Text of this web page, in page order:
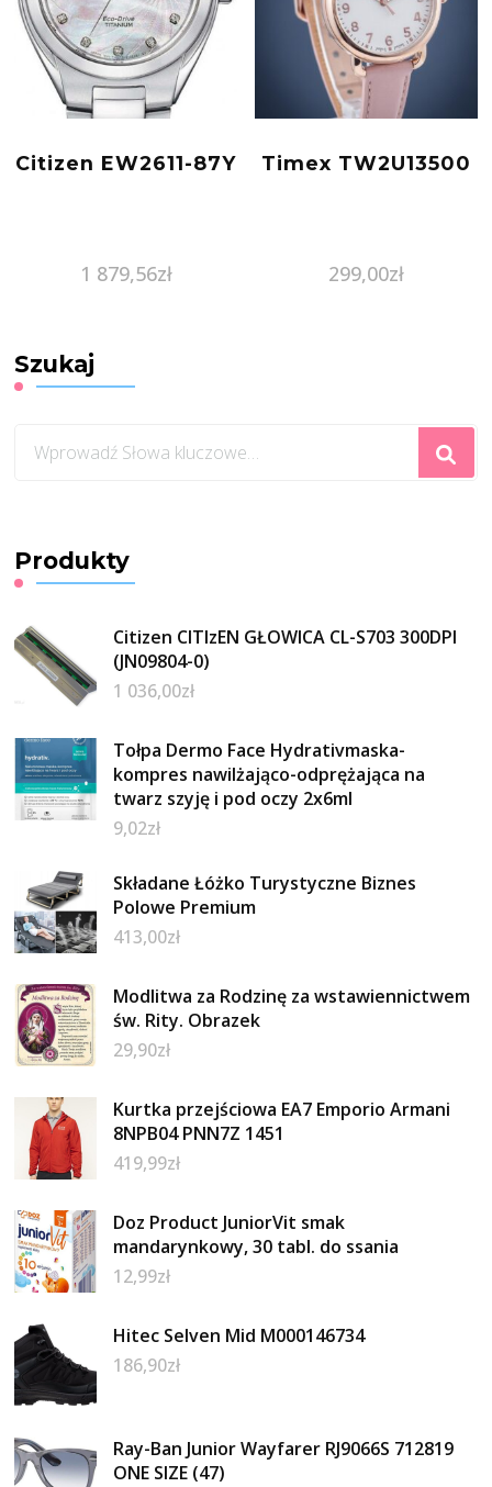
Citizen EW2611-87Y
1 879,56zł
Timex TW2U13500
299,00zł
Szukaj
czegoś?
Produkty
Citizen CITIzEN GŁOWICA CL-S703 300DPI
(JN09804-0)
1 036,00zł
Tołpa Dermo Face Hydrativmaska-
kompres nawilżająco-odprężająca na
twarz szyję i pod oczy 2x6ml
9,02zł
Składane Łóżko Turystyczne Biznes
Polowe Premium
413,00zł
Modlitwa za Rodzinę za wstawiennictwem
św. Rity. Obrazek
29,90zł
Kurtka przejściowa EA7 Emporio Armani
8NPB04 PNN7Z 1451
419,99zł
Doz Product JuniorVit smak
mandarynkowy, 30 tabl. do ssania
12,99zł
Hitec Selven Mid M000146734
186,90zł
Ray-Ban Junior Wayfarer RJ9066S 712819
ONE SIZE (47)